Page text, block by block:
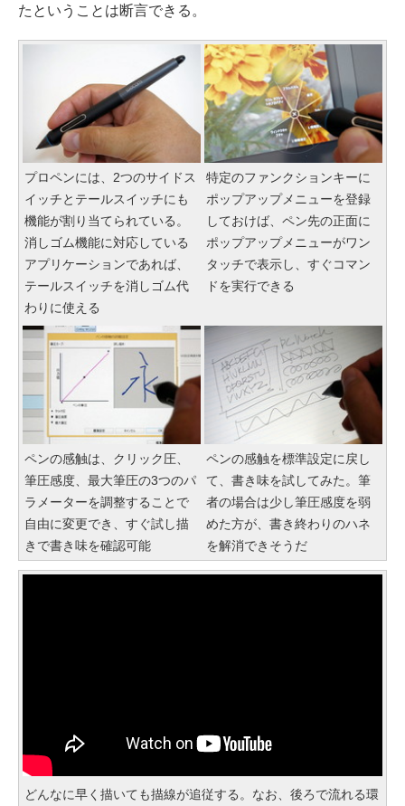
たということは断言できる。
プロペンには、2つのサイドス
イッチとテールスイッチにも
機能が割り当てられている。
消しゴム機能に対応している
アプリケーションであれば、
テールスイッチを消しゴム代
わりに使える
特定のファンクションキーに
ポップアップメニューを登録
しておけば、ペン先の正面に
ポップアップメニューがワン
タッチで表示し、すぐコマン
ドを実行できる
ペンの感触は、クリック圧、
筆圧感度、最大筆圧の3つのパ
ラメーターを調整することで
自由に変更でき、すぐ試し描
きで書き味を確認可能
ペンの感触を標準設定に戻し
て、書き味を試してみた。筆
者の場合は少し筆圧感度を弱
めた方が、書き終わりのハネ
を解消できそうだ
どんなに早く描いても描線が追従する。なお、後ろで流れる環